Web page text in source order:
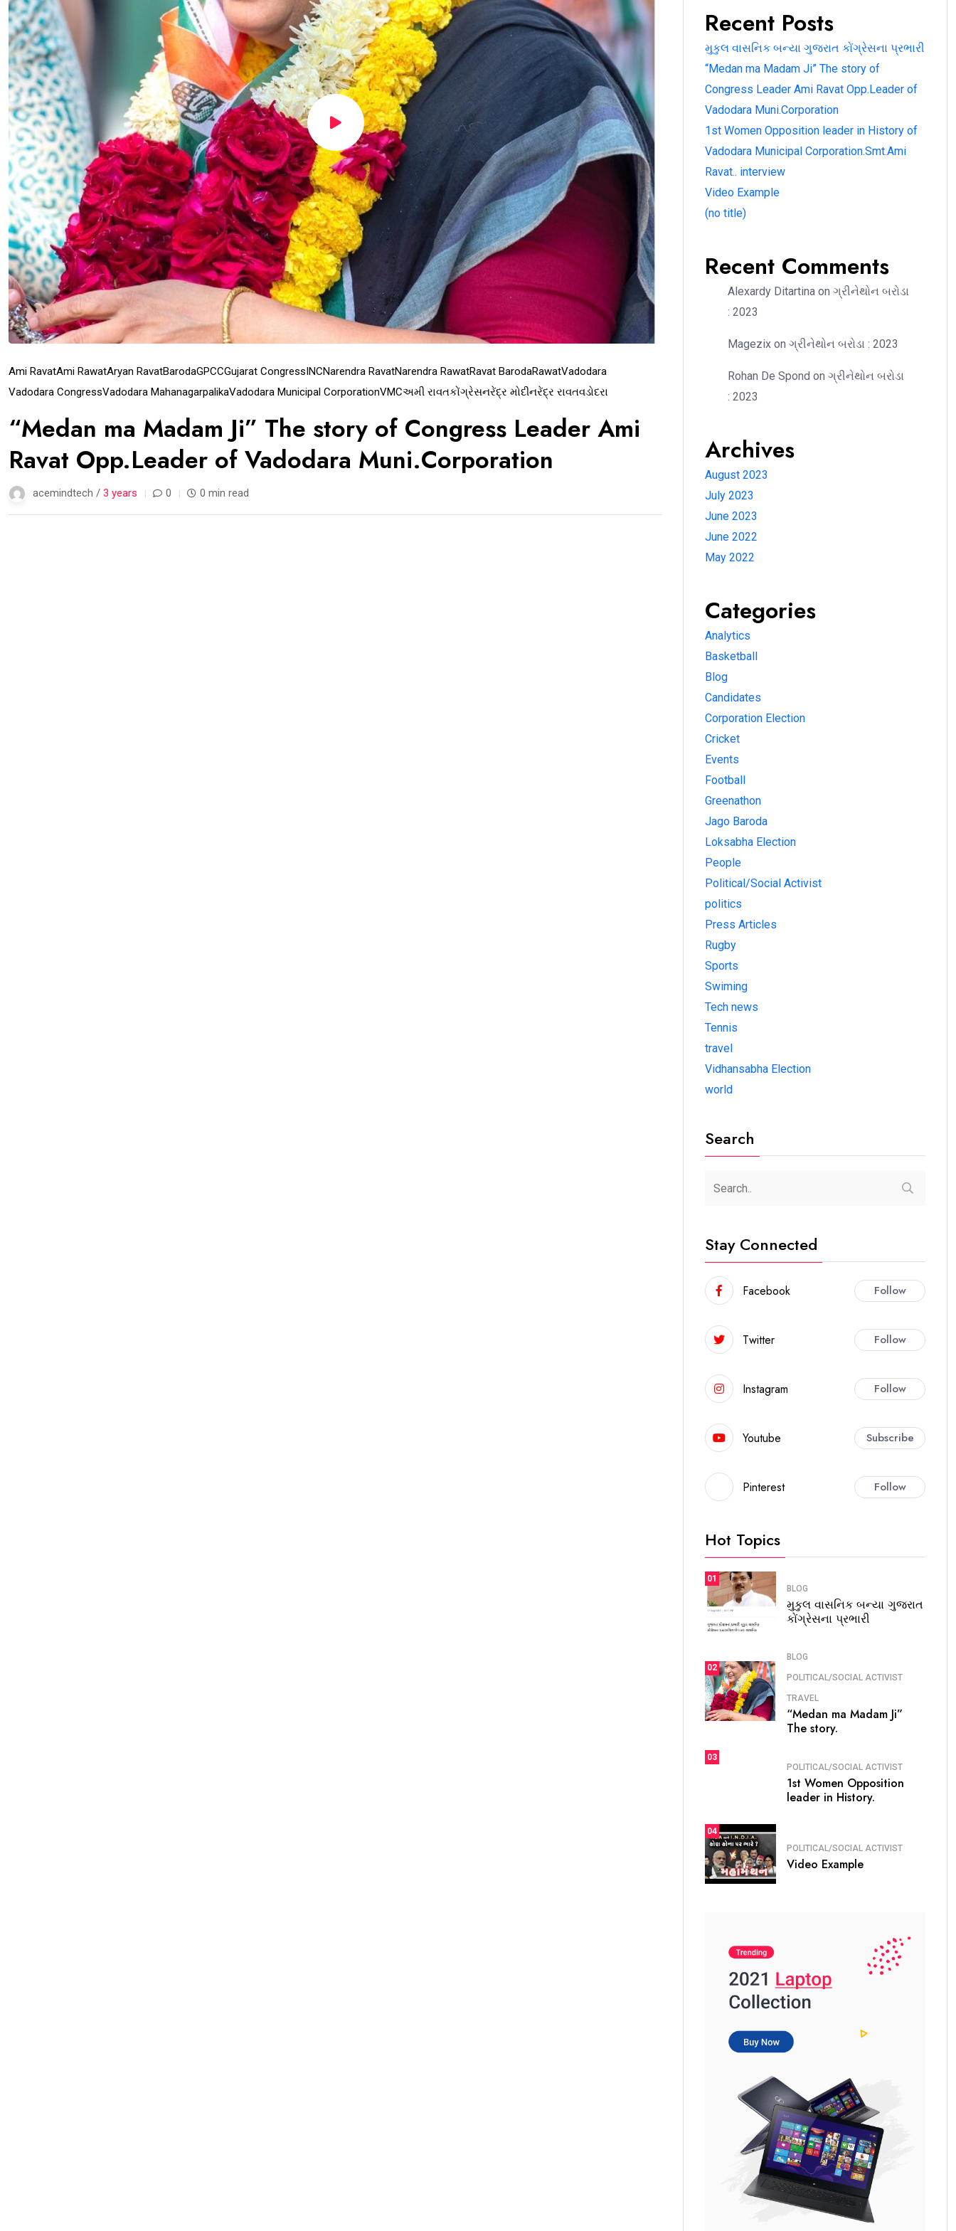
Ami RavatAmi RawatAryan RavatBarodaGPCCGujarat CongressINCNarendra RavatNarendra RawatRavat BarodaRawatVadodara
Vadodara CongressVadodara MahanagarpalikaVadodara Municipal CorporationVMCઅમી રાવતકોંગ્રેસનરેંદ્ર મોદીનરેંદ્ર રાવતવડોદરા
“Medan ma Madam Ji” The story of Congress Leader Ami
Ravat Opp.Leader of Vadodara Muni.Corporation
acemindtech / 3 years 0 0 min read
Recent Posts
મુકુલ વાસનિક બન્યા ગુજરાત કોંગ્રેસના પ્રભારી
“Medan ma Madam Ji” The story of
Congress Leader Ami Ravat Opp.Leader of
Vadodara Muni.Corporation
1st Women Opposition leader in History of
Vadodara Municipal Corporation.Smt.Ami
Ravat.. interview
Video Example
(no title)
Recent Comments
Alexardy Ditartina on ગ્રીનેથોન બરોડા
: 2023
Magezix on ગ્રીનેથોન બરોડા : 2023
Rohan De Spond on ગ્રીનેથોન બરોડા
: 2023
Archives
August 2023
July 2023
June 2023
June 2022
May 2022
Categories
Analytics
Basketball
Blog
Candidates
Corporation Election
Cricket
Events
Football
Greenathon
Jago Baroda
Loksabha Election
People
Political/Social Activist
politics
Press Articles
Rugby
Sports
Swiming
Tech news
Tennis
travel
Vidhansabha Election
world
Search
Stay Connected
Facebook Follow
Twitter Follow
Instagram Follow
Youtube Subscribe
Pinterest Follow
Hot Topics
01
BLOG
મુકુલ વાસનિક બન્યા ગુજરાત
કોંગ્રેસના પ્રભારી
02
BLOG
POLITICAL/SOCIAL ACTIVIST
TRAVEL
“Medan ma Madam Ji”
The story.
03
POLITICAL/SOCIAL ACTIVIST
1st Women Opposition
leader in History.
04
POLITICAL/SOCIAL ACTIVIST
Video Example